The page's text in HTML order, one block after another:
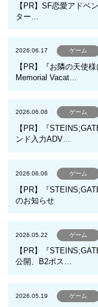
【PR】SF恋愛アドベ
ター…
2026.06.17 ゲーム
【PR】『お隣の天使
Memorial Vacat…
2026.06.08 ゲーム
【PR】『
ンド入力ADV…
2026.06.06 ゲーム
【PR】『
のお知らせ
2026.05.22 ゲーム
【PR】『
公開、B2ポス…
2026.05.19 ゲーム